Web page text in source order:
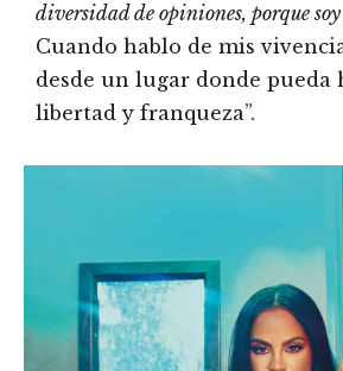
diversidad de opiniones, porque
Cuando hablo de mis
desde un lugar donde pueda
libertad y franqueza”.